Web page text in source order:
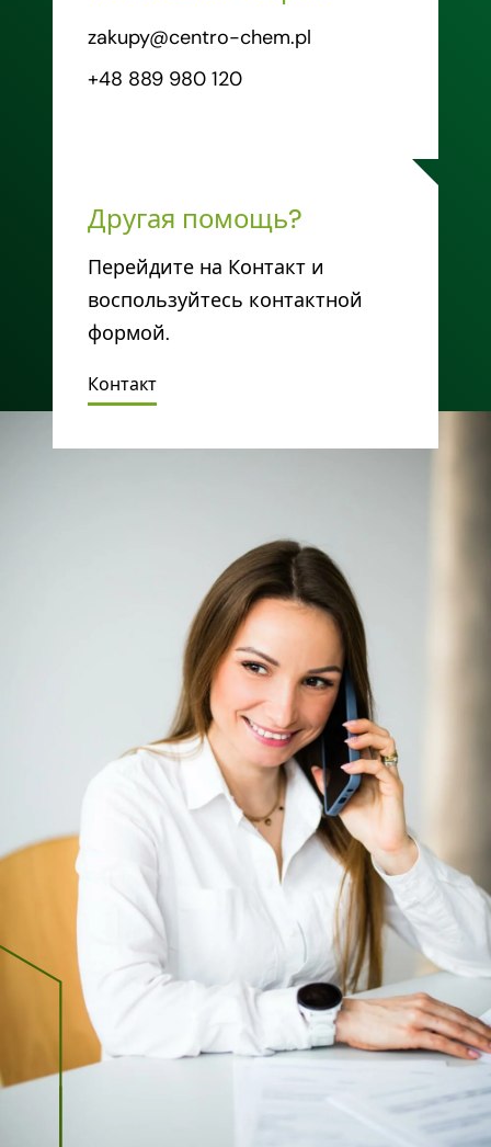
zakupy@centro-chem.pl
+48 889 980 120
Другая помощь?
Перейдите на Контакт и
воспользуйтесь контактной
формой.
Контакт